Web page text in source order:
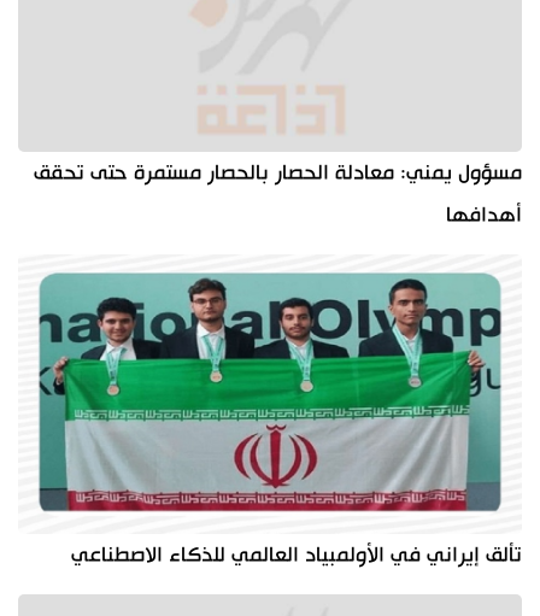
مسؤول يمني: معادلة الحصار بالحصار مستمرة حتى تحقق
أهدافها
تألق إيراني في الأولمبياد العالمي للذكاء الاصطناعي